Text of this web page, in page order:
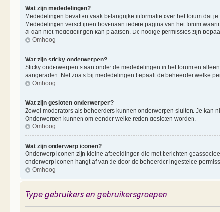
Wat zijn mededelingen?
Mededelingen bevatten vaak belangrijke informatie over het forum dat
Mededelingen verschijnen bovenaan iedere pagina van het forum
al dan niet mededelingen kan plaatsen. De nodige permissies zijn
Omhoog
Wat zijn sticky onderwerpen?
Sticky onderwerpen staan onder de mededelingen in het forum en
aangeraden. Net zoals bij mededelingen bepaalt de beheerder welke
Omhoog
Wat zijn gesloten onderwerpen?
Zowel moderators als beheerders kunnen onderwerpen sluiten. Je kan
Onderwerpen kunnen om eender welke reden gesloten worden.
Omhoog
Wat zijn onderwerp iconen?
Onderwerp iconen zijn kleine afbeeldingen die met berichten
onderwerp iconen hangt af van de door de beheerder ingestelde
Omhoog
Type gebruikers en gebruikersgroepen